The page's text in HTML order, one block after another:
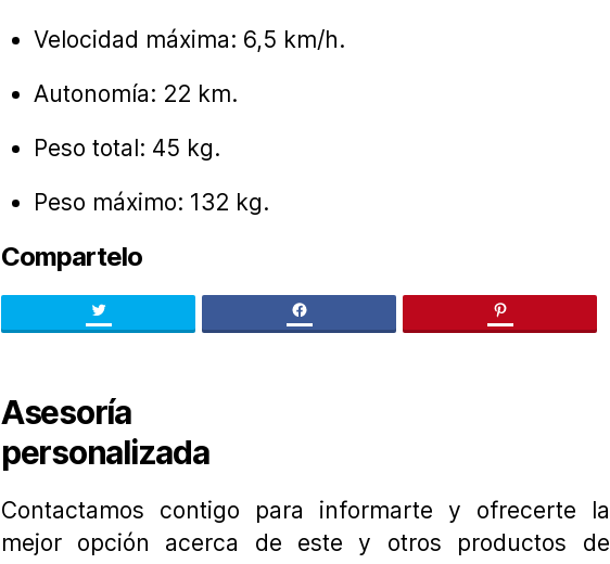
Velocidad máxima: 6,5 km/h.
Autonomía: 22 km.
Peso total: 45 kg.
Peso máximo: 132 kg.
Compartelo
Twitter facebook pinteres
Asesoría
personalizada
Contactamos contigo para informarte y ofrecerte la
mejor opción acerca de este y otros productos de